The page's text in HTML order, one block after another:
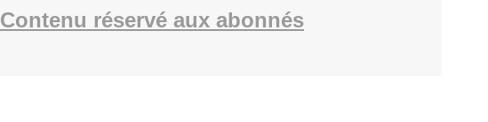
Contenu réservé aux abonnés